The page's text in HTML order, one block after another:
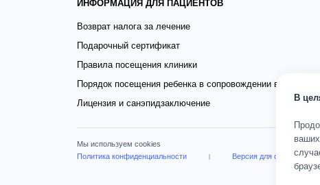
ИНФОРМАЦИЯ ДЛЯ ПАЦИЕНТОВ
Возврат налога за лечение
Подарочный сертификат
Правила посещения клиники
Порядок посещения ребенка в сопровождении взрослого
Лицензия и санэпидзаключение
Мы используем cookies
Политика конфиденциальности
Версия для
В